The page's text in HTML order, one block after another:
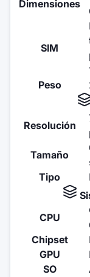
Dimensiones
SIM
Peso
Resolución
Tamaño
Tipo
CPU
Chipset
GPU
SO